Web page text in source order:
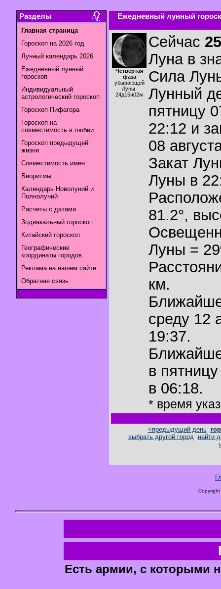
Разделы
Главная страница
Гороскоп на 2026 год
Лунный календарь 2026
Ежедневный лунный
гороскоп
Индивидуальный
астрологический гороскоп
Гороскоп Пифагора
Гороскоп на
совместимость в любви
Гороскоп предыдущей
жизни
Совместимость имен
Биоритмы
Календарь Новолуний и
Полнолуний
Расчеты с датами
Зодиакальный гороскоп
Китайский гороскоп
Географические
координаты городов
Реклама на нашем сайте
Обратная связь
Ежедневный лунный
Четвертая
фаза
убывающей
Луны.
24д15ч02м
Сейчас
Луна в
Сила
Лунный
пятницу
22:12 и
08
Закат
Луны в
81.2°,
Луны =
км.
среду 12
19:37.
в
в 06:18.
* время
<предыдущий день
выбрать другой город
найти
Есть армии, с которыми